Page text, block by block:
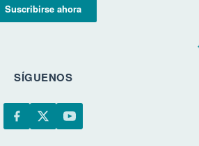
Suscribirse ahora
SÍGUENOS